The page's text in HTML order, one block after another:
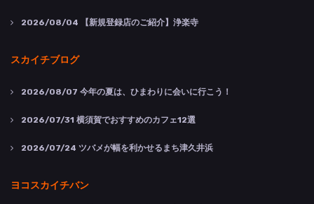
2026/08/04 【新規登録店のご紹介】浄楽寺
スカイチブログ
2026/08/07 今年の夏は、ひまわりに会いに行こう！
2026/07/31 横須賀でおすすめのカフェ12選
2026/07/24 ツバメが幅を利かせるまち津久井浜
ヨコスカイチバン